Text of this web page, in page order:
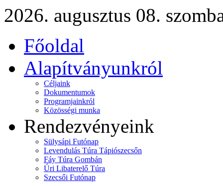
2026. augusztus 08.
Főoldal
Alapítványunkról
Céljaink
Dokumentumok
Programjainkról
Közösségi munka
Rendezvényeink
Sülysápi Futónap
Levendulás Túra Tápiószecsőn
Fáy Túra Gombán
Úri Libaterelő Túra
Szecsői Futónap